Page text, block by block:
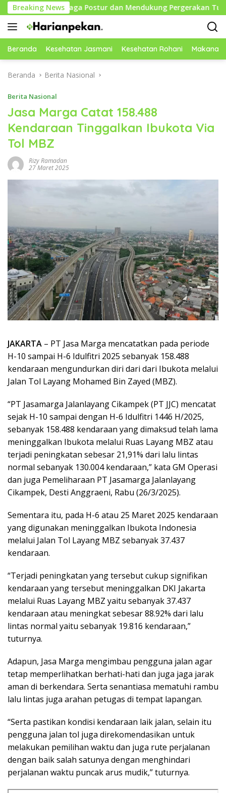
Langsung
ke
konten
Breaking News
Menjaga Postur dan Mendukung Pergerakan Tubuh
Beranda Kesehatan Jasmani Kesehatan Rohani Makanan
Beranda Berita Nasional
Berita Nasional
Jasa Marga Catat 158.488
Kendaraan Tinggalkan Ibukota Via
Tol MBZ
Rizy Ramadan
27 Maret 2025
JAKARTA – PT Jasa Marga mencatatkan pada periode
H-10 sampai H-6 Idulfitri 2025 sebanyak 158.488
kendaraan mengundurkan diri dari dari Ibukota melalui
Jalan Tol Layang Mohamed Bin Zayed (MBZ).
“PT Jasamarga Jalanlayang Cikampek (PT JJC) mencatat
sejak H-10 sampai dengan H-6 Idulfitri 1446 H/2025,
sebanyak 158.488 kendaraan yang dimaksud telah lama
meninggalkan Ibukota melalui Ruas Layang MBZ atau
terjadi peningkatan sebesar 21,91% dari lalu lintas
normal sebanyak 130.004 kendaraan,” kata GM Operasi
dan juga Pemeliharaan PT Jasamarga Jalanlayang
Cikampek, Desti Anggraeni, Rabu (26/3/2025).
Sementara itu, pada H-6 atau 25 Maret 2025 kendaraan
yang digunakan meninggalkan Ibukota Indonesia
melalui Jalan Tol Layang MBZ sebanyak 37.437
kendaraan.
“Terjadi peningkatan yang tersebut cukup signifikan
kendaraan yang tersebut meninggalkan DKI Jakarta
melalui Ruas Layang MBZ yaitu sebanyak 37.437
kendaraan atau meningkat sebesar 88.92% dari lalu
lintas normal yaitu sebanyak 19.816 kendaraan,”
tuturnya.
Adapun, Jasa Marga mengimbau pengguna jalan agar
tetap memperlihatkan berhati-hati dan juga jaga jarak
aman di berkendara. Serta senantiasa mematuhi rambu
lalu lintas juga arahan petugas di tempat lapangan.
“Serta pastikan kondisi kendaraan laik jalan, selain itu
pengguna jalan tol juga direkomendasikan untuk
melakukan pemilihan waktu dan juga rute perjalanan
dengan baik salah satunya dengan menghindari
perjalanan waktu puncak arus mudik,” tuturnya.